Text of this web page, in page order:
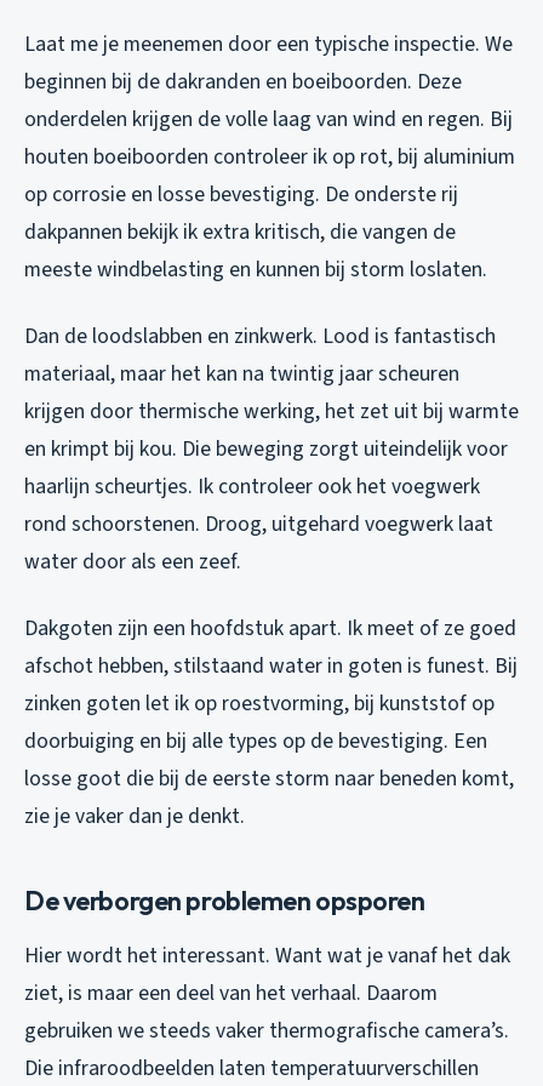
Laat me je meenemen door een typische inspectie. We
beginnen bij de dakranden en boeiboorden. Deze
onderdelen krijgen de volle laag van wind en regen. Bij
houten boeiboorden controleer ik op rot, bij aluminium
op corrosie en losse bevestiging. De onderste rij
dakpannen bekijk ik extra kritisch, die vangen de
meeste windbelasting en kunnen bij storm loslaten.
Dan de loodslabben en zinkwerk. Lood is fantastisch
materiaal, maar het kan na twintig jaar scheuren
krijgen door thermische werking, het zet uit bij warmte
en krimpt bij kou. Die beweging zorgt uiteindelijk voor
haarlijn scheurtjes. Ik controleer ook het voegwerk
rond schoorstenen. Droog, uitgehard voegwerk laat
water door als een zeef.
Dakgoten zijn een hoofdstuk apart. Ik meet of ze goed
afschot hebben, stilstaand water in goten is funest. Bij
zinken goten let ik op roestvorming, bij kunststof op
doorbuiging en bij alle types op de bevestiging. Een
losse goot die bij de eerste storm naar beneden komt,
zie je vaker dan je denkt.
De verborgen problemen opsporen
Hier wordt het interessant. Want wat je vanaf het dak
ziet, is maar een deel van het verhaal. Daarom
gebruiken we steeds vaker thermografische camera’s.
Die infraroodbeelden laten temperatuurverschillen